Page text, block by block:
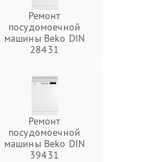
Ремонт
посудомоечной
машины Beko DIN
28431
Ремонт
посудомоечной
машины Beko DIN
39431